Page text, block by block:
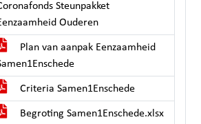
Steunpakket
Ouderen
Plan van aanpak Eenzaamheid
Criteria Samen1Enschede
Begroting Samen1Enschede.xlsx